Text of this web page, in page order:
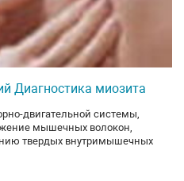
Диагностика миозита
двигательной системы,
мышечных волокон,
твердых внутримышечных